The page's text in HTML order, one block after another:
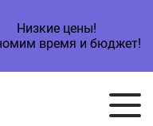
Низкие цены!
время и бюджет!